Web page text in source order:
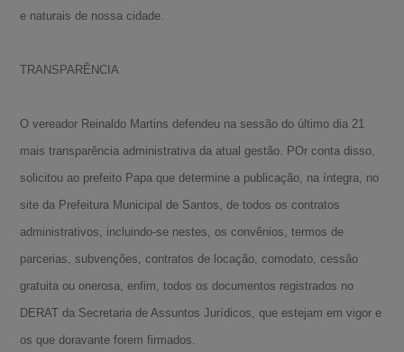
e naturais de nossa cidade.
TRANSPARÊNCIA
O vereador Reinaldo Martins defendeu na sessão do último dia 21
mais transparência administrativa da atual gestão. POr conta disso,
solicitou ao prefeito Papa que determine a publicação, na íntegra, no
site da Prefeitura Municipal de Santos, de todos os contratos
administrativos, incluindo-se nestes, os convênios, termos de
parcerias, subvenções, contratos de locação, comodato, cessão
gratuita ou onerosa, enfim, todos os documentos registrados no
DERAT da Secretaria de Assuntos Jurídicos, que estejam em vigor e
os que doravante forem firmados.